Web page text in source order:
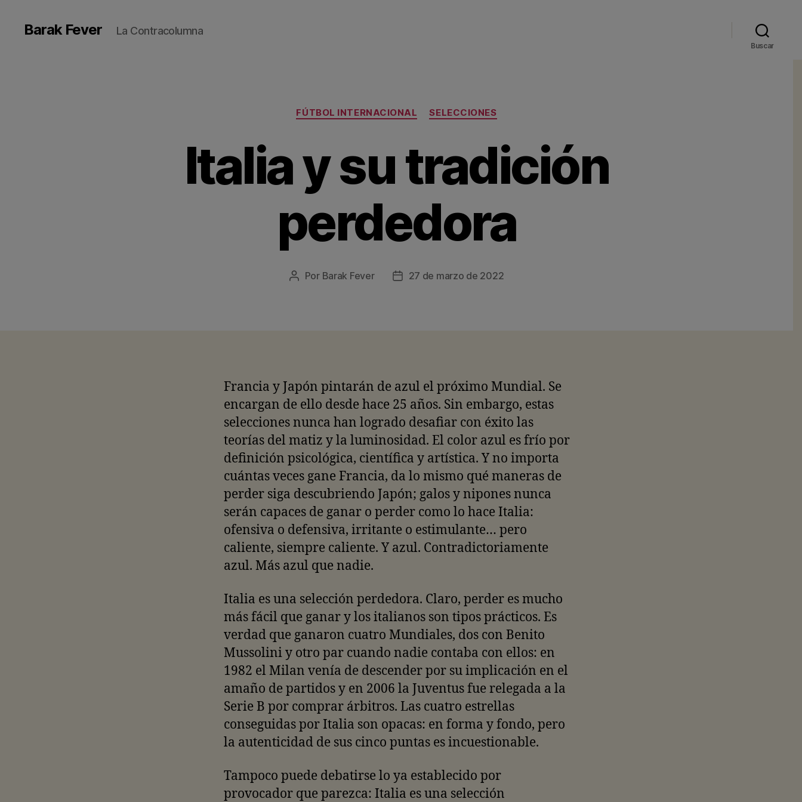
Barak Fever La Contracolumna
Buscar
Categorías
FÚTBOL INTERNACIONAL SELECCIONES
Italia y su tradición
perdedora
Autor
Por Barak Fever
Fecha27 de marzo de 2022
Francia y Japón pintarán de azul el próximo Mundial. Se
encargan de ello desde hace 25 años. Sin embargo, estas
selecciones nunca han logrado desafiar con éxito las
teorías del matiz y la luminosidad. El color azul es frío por
definición psicológica, científica y artística. Y no importa
cuántas veces gane Francia, da lo mismo qué maneras de
perder siga descubriendo Japón; galos y nipones nunca
serán capaces de ganar o perder como lo hace Italia:
ofensiva o defensiva, irritante o estimulante… pero
caliente, siempre caliente. Y azul. Contradictoriamente
azul. Más azul que nadie.
Italia es una selección perdedora. Claro, perder es mucho
más fácil que ganar y los italianos son tipos prácticos. Es
verdad que ganaron cuatro Mundiales, dos con Benito
Mussolini y otro par cuando nadie contaba con ellos: en
1982 el Milan venía de descender por su implicación en el
amaño de partidos y en 2006 la Juventus fue relegada a la
Serie B por comprar árbitros. Las cuatro estrellas
conseguidas por Italia son opacas: en forma y fondo, pero
la autenticidad de sus cinco puntas es incuestionable.
Tampoco puede debatirse lo ya establecido por
provocador que parezca: Italia es una selección